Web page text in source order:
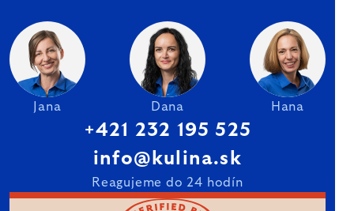
Jana Dana Hana
+421 232 195 525
info@kulina.sk
Reagujeme do 24 hodín